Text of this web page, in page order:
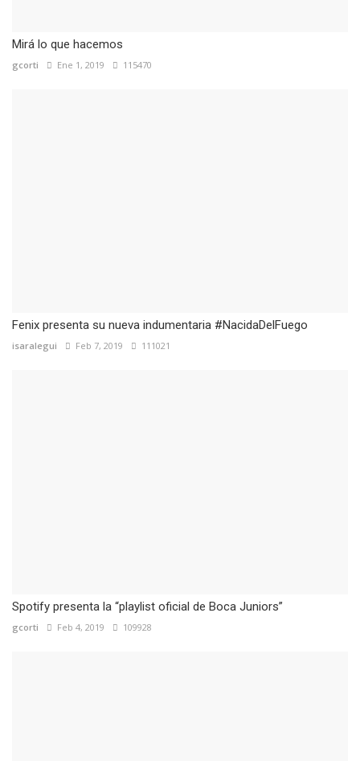
Mirá lo que hacemos
gcorti Ene 1, 2019 115470
Fenix presenta su nueva indumentaria #NacidaDelFuego
isaralegui Feb 7, 2019 111021
Spotify presenta la “playlist oficial de Boca Juniors”
gcorti Feb 4, 2019 109928